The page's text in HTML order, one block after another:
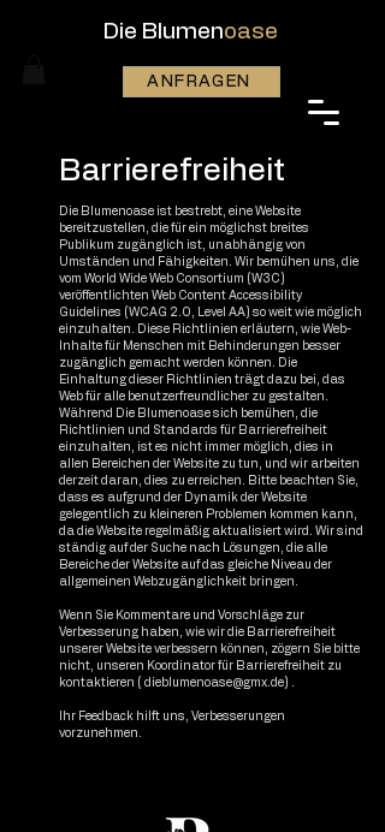
Die Blumenoase
ANFRAGEN
Barrierefreiheit
Die Blumenoase ist bestrebt, eine Website
bereitzustellen, die für ein möglichst breites
Publikum zugänglich ist, unabhängig von
Umständen und Fähigkeiten. Wir bemühen uns, die
vom World Wide Web Consortium (W3C)
veröffentlichten Web Content Accessibility
Guidelines (WCAG 2.0, Level AA) so weit wie möglich
einzuhalten. Diese Richtlinien erläutern, wie Web-
Inhalte für Menschen mit Behinderungen besser
zugänglich gemacht werden können. Die
Einhaltung dieser Richtlinien trägt dazu bei, das
Web für alle benutzerfreundlicher zu gestalten.
Während Die Blumenoase sich bemühen, die
Richtlinien und Standards für Barrierefreiheit
einzuhalten, ist es nicht immer möglich, dies in
allen Bereichen der Website zu tun, und wir arbeiten
derzeit daran, dies zu erreichen. Bitte beachten Sie,
dass es aufgrund der Dynamik der Website
gelegentlich zu kleineren Problemen kommen kann,
da die Website regelmäßig aktualisiert wird. Wir sind
ständig auf der Suche nach Lösungen, die alle
Bereiche der Website auf das gleiche Niveau der
allgemeinen Webzugänglichkeit bringen.
Wenn Sie Kommentare und Vorschläge zur
Verbesserung haben, wie wir die Barrierefreiheit
unserer Website verbessern können, zögern Sie bitte
nicht, unseren Koordinator für Barrierefreiheit zu
kontaktieren ( dieblumenoase@gmx.de) .
Ihr Feedback hilft uns, Verbesserungen
vorzunehmen.